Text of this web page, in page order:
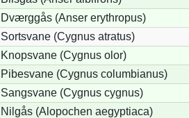
Dværggås (Anser erythropus)
Sortsvane (Cygnus atratus)
Knopsvane (Cygnus olor)
Pibesvane (Cygnus columbianus)
Sangsvane (Cygnus cygnus)
Nilgås (Alopochen aegyptiaca)